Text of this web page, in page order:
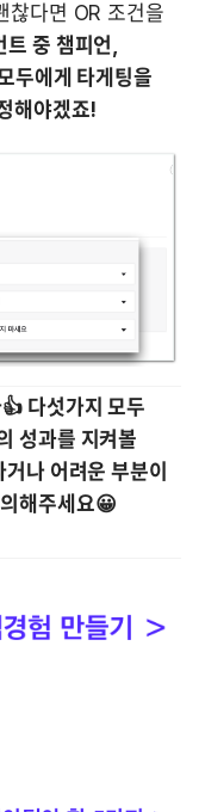
찮다면 OR 조건을
트 중 챔피언,
두에게 타게팅을
해야겠죠!
다섯가지 모두
성과를 지켜볼
나 어려운 부분이
해주세요😀